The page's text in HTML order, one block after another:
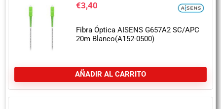
€3,40
Fibra Óptica AISENS G657A2 SC/APC
20m Blanco(A152-0500)
AÑADIR AL CARRITO